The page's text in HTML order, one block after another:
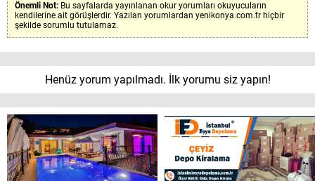
Önemli Not: Bu sayfalarda yayınlanan okur yorumları okuyucuların
kendilerine ait görüşlerdir. Yazılan yorumlardan yenikonya.com.tr hiçbir
şekilde sorumlu tutulamaz.
Henüz yorum yapılmadı. İlk yorumu siz yapın!